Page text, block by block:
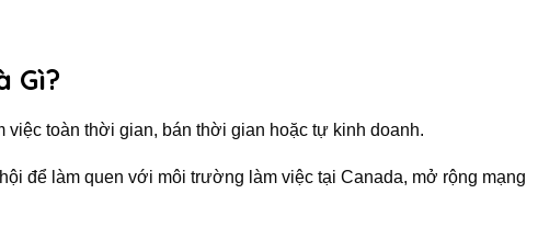
Gì?
việc toàn thời gian, bán thời gian hoặc tự kinh doanh.
để làm quen với môi trường làm việc tại Canada, mở rộng mạng